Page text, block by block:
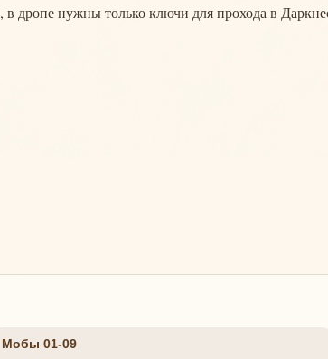
дропе нужны только ключи для прохода в
Мобы 01-09